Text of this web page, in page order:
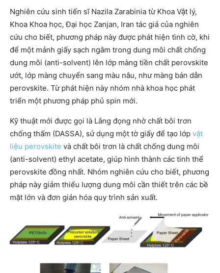
Nghiên cứu sinh tiến sĩ Nazila Zarabinia từ Khoa Vật lý,
Khoa Khoa học, Đại học Zanjan, Iran tác giả của nghiên
cứu cho biết, phương pháp này được phát hiện tình cờ, khi
để một mảnh giấy sạch ngâm trong dung môi chất chống
dung môi (anti-solvent) lên lớp màng tiền chất perovskite
ướt, lớp màng chuyển sang màu nâu, như màng bán dẫn
perovskite. Từ phát hiện này nhóm nhà khoa học phát
triển một phương pháp phủ spin mới.
Kỹ thuật mới được gọi là Lắng đọng nhờ chất bôi trơn
chống thấm (DASSA), sử dụng một tờ giấy để tạo lớp vật
liệu perovskite và chất bôi trơn là chất chống dung môi
(anti-solvent) ethyl acetate, giúp hình thành các tinh thể
perovskite đồng nhất. Nhóm nghiên cứu cho biết, phương
pháp này giảm thiểu lượng dung môi cần thiết trên các bề
mặt lớn và đơn giản hóa quy trình sản xuất.